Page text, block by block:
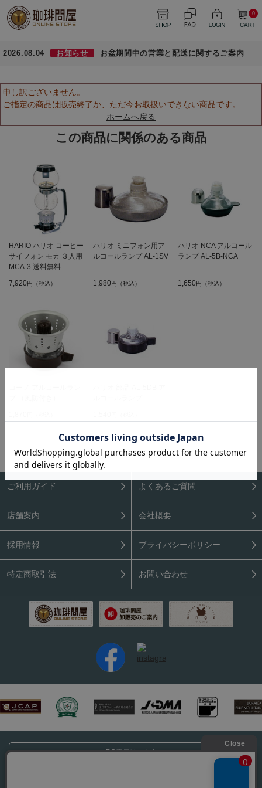
0
2026.08.04 お知らせ お盆期間中の営業と配送に関するご案内
申し訳ございません。
ご指定の商品は販売終了か、ただ今お取扱いできない商品です。
ホームへ戻る
この商品に関係のある商品
HARIO ハリオ コーヒー
サイフォン モカ ３人用
MCA-3 送料無料
7,920 円（税込）
ハリオ ミニフォン用ア
ルコールランプ AL-1SV
1,980 円（税込）
ハリオ NCA アルコール
ランプ AL-5B-NCA
1,650 円（税込）
ご利用ガイド よくあるご質問
店舗案内 会社概要
採用情報 プライバシーポリシー
特定商取引法 お問い合わせ
PC表示はこちら